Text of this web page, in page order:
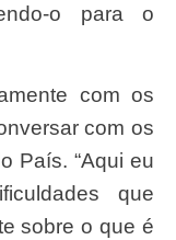
o para o
com os
País. “Aqui eu
que
sobre o que é